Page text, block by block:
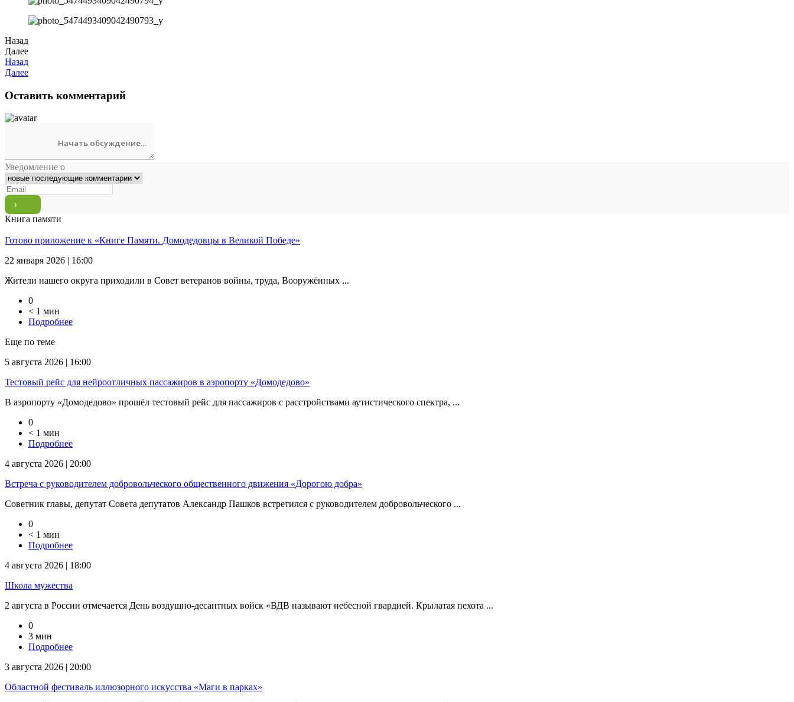
Назад
Далее
Назад
Далее
Оставить комментарий
Уведомление о
Книга памяти
Готово приложение к «Книге Памяти. Домодедовцы в Великой Победе»
22 января 2026 | 16:00
Жители нашего округа приходили в Совет ветеранов войны, труда, Вооружённых ...
0
< 1 мин
Подробнее
Еще по теме
5 августа 2026 | 16:00
Тестовый рейс для нейроотличных пассажиров в аэропорту «Домодедово»
В аэропорту «Домодедово» прошёл тестовый рейс для пассажиров с расстройствами аутистического спектра, ...
0
< 1 мин
Подробнее
4 августа 2026 | 20:00
Встреча с руководителем добровольческого общественного движения «Дорогою добра»
Советник главы, депутат Совета депутатов Александр Пашков встретился с руководителем добровольческого ...
0
< 1 мин
Подробнее
4 августа 2026 | 18:00
Школа мужества
2 августа в России отмечается День воздушно-десантных войск «ВДВ называют небесной гвардией. Крылатая пехота ...
0
3 мин
Подробнее
3 августа 2026 | 20:00
Областной фестиваль иллюзорного искусства «Маги в парках»